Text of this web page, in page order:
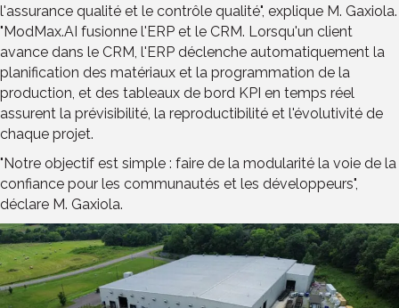
l'assurance qualité et le contrôle qualité", explique M. Gaxiola.
"ModMax.AI fusionne l'ERP et le CRM. Lorsqu'un client
avance dans le CRM, l'ERP déclenche automatiquement la
planification des matériaux et la programmation de la
production, et des tableaux de bord KPI en temps réel
assurent la prévisibilité, la reproductibilité et l'évolutivité de
chaque projet.
"Notre objectif est simple : faire de la modularité la voie de la
confiance pour les communautés et les développeurs",
déclare M. Gaxiola.